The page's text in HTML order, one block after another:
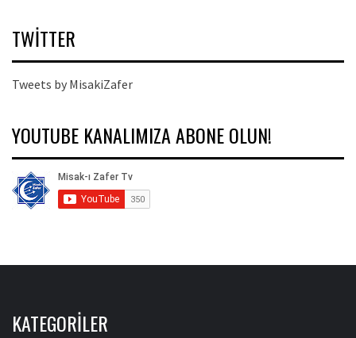
TWITTER
Tweets by MisakiZafer
YOUTUBE KANALIMIZA ABONE OLUN!
KATEGORILER